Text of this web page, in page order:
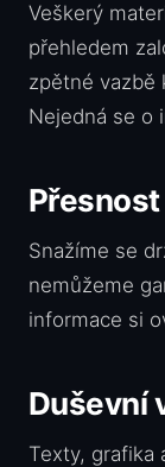
Veškerý
přehledem
zpětné vazbě
Nejedná se o
Přesnost
Snažíme se
nemůžeme
informace si
Duševní
Texty, grafika